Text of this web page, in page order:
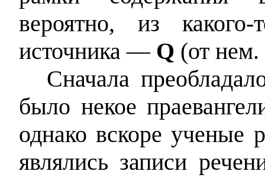
вероятно, из
источника — Q (от
Сначала
было некое
однако вскоре ученые
являлись записи